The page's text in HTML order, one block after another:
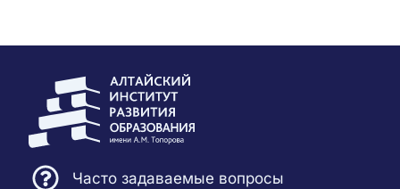
Часто задаваемые вопросы